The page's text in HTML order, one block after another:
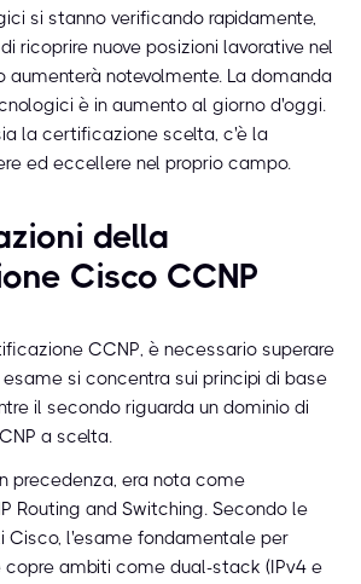
si stanno verificando rapidamente,
ricoprire nuove posizioni lavorative nel
notevolmente. La domanda
è in aumento al giorno d'oggi.
la certificazione scelta, c'è la
ed eccellere nel proprio campo.
della
Cisco CCNP
CCNP, è necessario superare
si concentra sui principi di base
il secondo riguarda un dominio di
a scelta.
precedenza, era nota come
Routing and Switching. Secondo le
Cisco, l'esame fondamentale per
ambiti come dual-stack (IPv4 e